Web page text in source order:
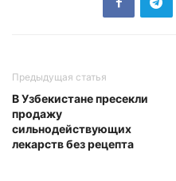
Предыдущая статья
В Узбекистане пресекли
продажу
сильнодействующих
лекарств без рецепта